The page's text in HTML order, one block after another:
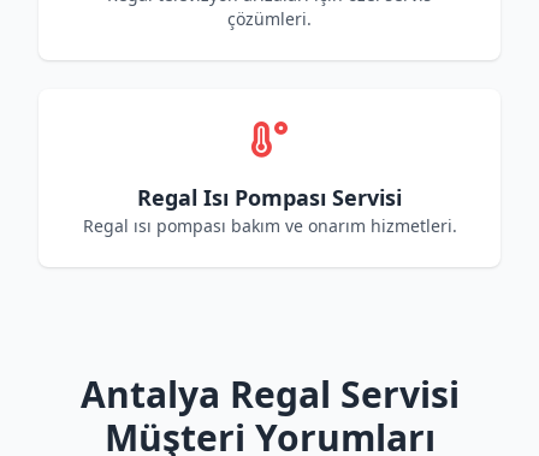
çözümleri.
Regal Isı Pompası Servisi
Regal ısı pompası bakım ve onarım hizmetleri.
Antalya Regal Servisi
Müşteri Yorumları